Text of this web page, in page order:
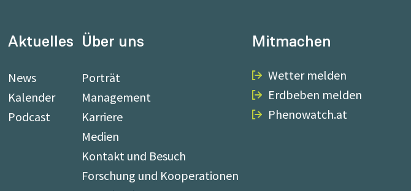
Aktuelles
News
Kalender
Podcast
Über uns
Porträt
Management
Karriere
Medien
Kontakt und Besuch
Forschung und Kooperationen
Mitmachen
Wetter melden
Erdbeben melden
Phenowatch.at